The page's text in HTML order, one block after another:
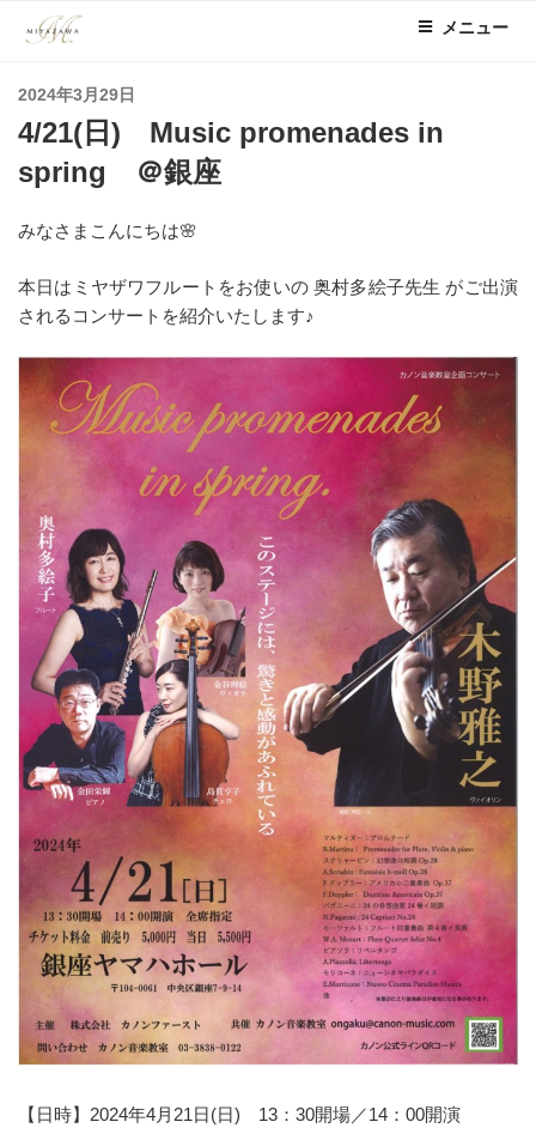
メニュー
投
稿
日:
2024年3月29日
4/21(日) Music promenades in
spring ＠銀座
みなさまこんにちは🌸
本日はミヤザワフルートをお使いの 奥村多絵子先生 がご出演
されるコンサートを紹介いたします♪
【日時】2024年4月21日(日) 13：30開場／14：00開演